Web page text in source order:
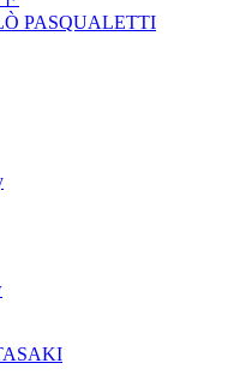
PASQUALETTI